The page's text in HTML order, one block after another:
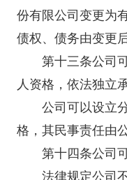
份有限公司变更为
债权、债务由变更
第十三条公司可
人资格，依法独立
公司可以设立分
格，其民事责任由
第十四条公司可
法律规定公司不